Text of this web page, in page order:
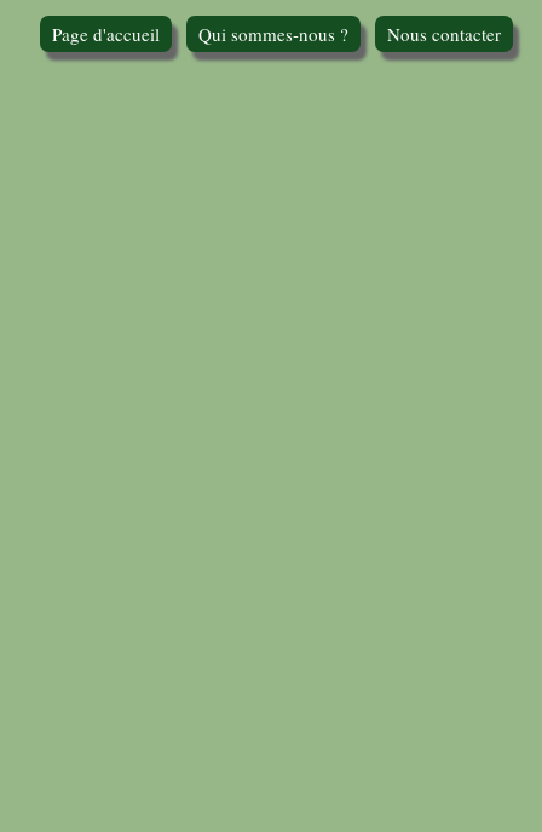
Page d'accueil Qui sommes-nous ? Nous contacter